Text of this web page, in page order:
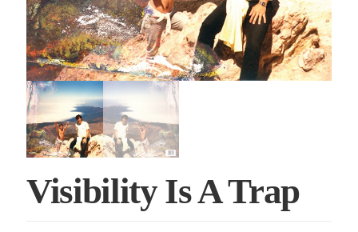
Visibility Is A Trap